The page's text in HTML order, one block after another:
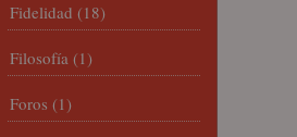
Fidelidad (18)
Filosofía (1)
Foros (1)